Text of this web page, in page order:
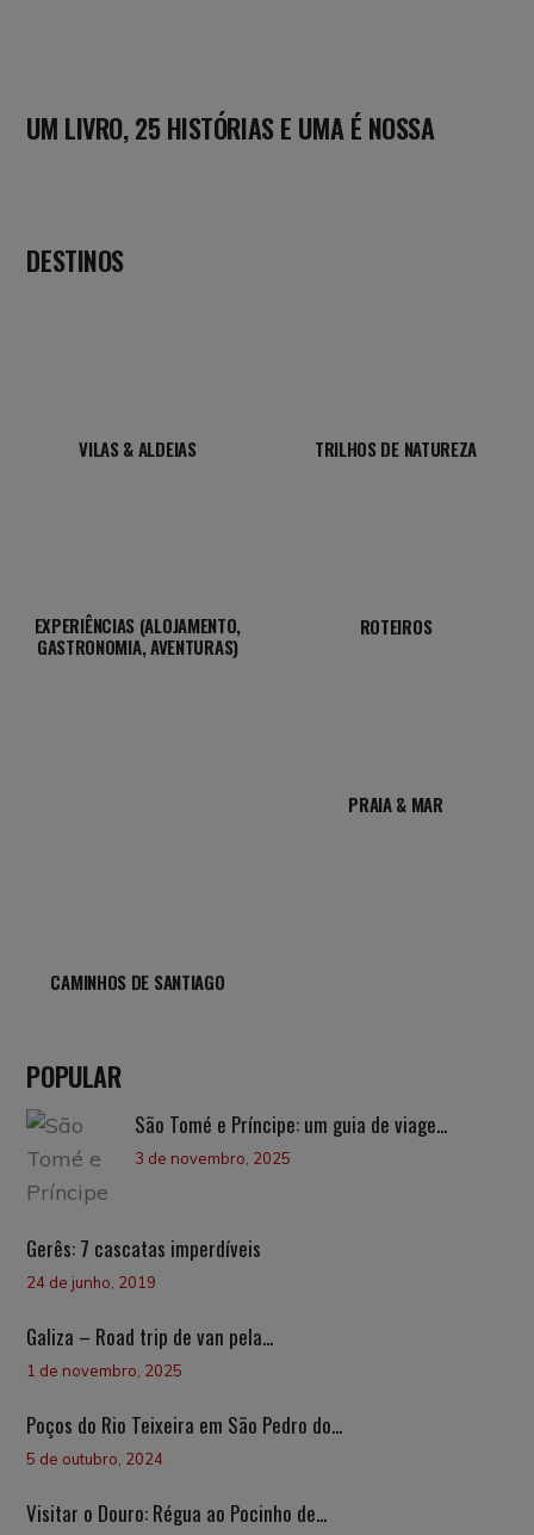
UM LIVRO, 25 HISTÓRIAS E UMA É NOSSA
DESTINOS
VILAS & ALDEIAS TRILHOS DE NATUREZA
EXPERIÊNCIAS (ALOJAMENTO,
GASTRONOMIA, AVENTURAS)
ROTEIROS
PRAIA & MAR
CAMINHOS DE SANTIAGO
POPULAR
São Tomé e Príncipe: um guia de viage...
3 de novembro, 2025
Gerês: 7 cascatas imperdíveis
24 de junho, 2019
Galiza – Road trip de van pela...
1 de novembro, 2025
Poços do Rio Teixeira em São Pedro do...
5 de outubro, 2024
Visitar o Douro: Régua ao Pocinho de...